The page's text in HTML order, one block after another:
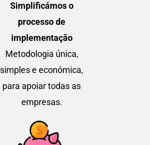
Simplificámos o
processo de
implementação
Metodologia única,
simples e económica,
para apoiar todas as
empresas.